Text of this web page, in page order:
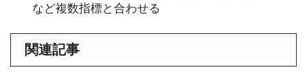
など複数指標と合わせる
関連記事